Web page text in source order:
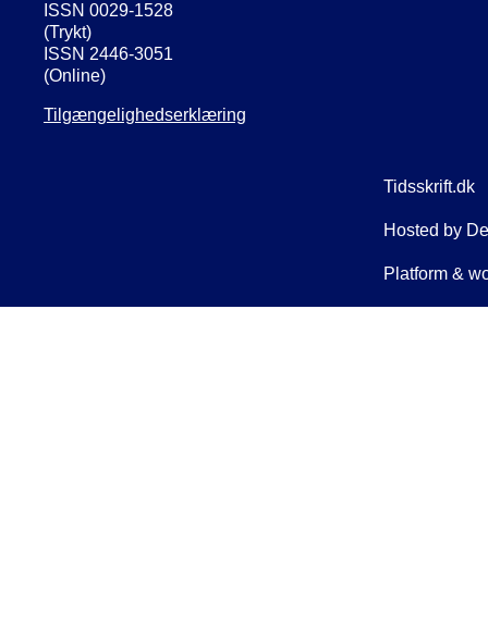
ISSN 0029-1528
(Trykt)
ISSN 2446-3051
(Online)
Tilgængelighedserklæring